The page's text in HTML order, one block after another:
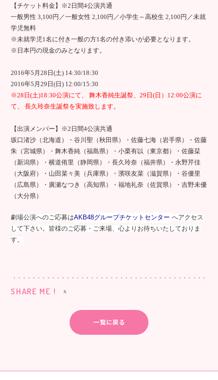
【チケット料金】※2日間4公演共通
一般男性 3,100円／一般女性 2,100円／小学生～高校生 2,100円／未就
学児無料
※未就学児1名に付き一般の方1名の付き添いが必要となります。
※日本円の現金のみとなります。
2016年5月28日(土) 14:30/18:30
2016年5月29日(日) 12:00/15:30
※28日(土)18:30公演にて、 舞木香純生誕祭、29日(日）12:00公演に
て、 長久玲奈生誕祭を実施致します。
【出演メンバー】※2日間4公演共通
坂口渚沙（北海道）・谷川聖（秋田県）・佐藤七海（岩手県）・佐藤
朱（宮城県）・舞木香純（福島県）・小栗有以（東京都）・佐藤栞
（新潟県）・横道侑里（静岡県）・長久玲奈（福井県）・永野芹佳
（大阪府）・山田菜々美（兵庫県）・濱咲友菜（滋賀県）・谷優里
（広島県）・廣瀬なつき（高知県）・福地礼奈（佐賀県）・吉野未優
（大分県）
劇場公演へのご応募はAKB48グループチケットセンターへアクセス
して下さい。皆様のご応募・ご来場、心よりお待ちいたしておりま
す。
SHARE ME !
一覧に戻る